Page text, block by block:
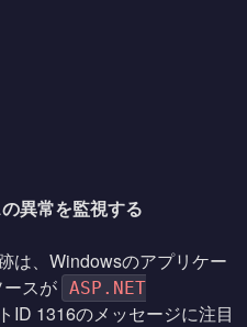
異常を監視する
は、Windowsのアプリケー
スが ASP.NET
ID 1316のメッセージに注目